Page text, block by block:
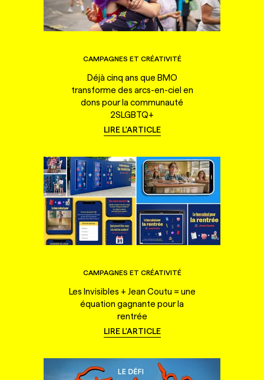
CAMPAGNES ET CRÉATIVITÉ
Déjà cinq ans que BMO
transforme des arcs-en-ciel en
dons pour la communauté
2SLGBTQ+
LIRE L'ARTICLE
CAMPAGNES ET CRÉATIVITÉ
Les Invisibles + Jean Coutu = une
équation gagnante pour la
rentrée
LIRE L'ARTICLE